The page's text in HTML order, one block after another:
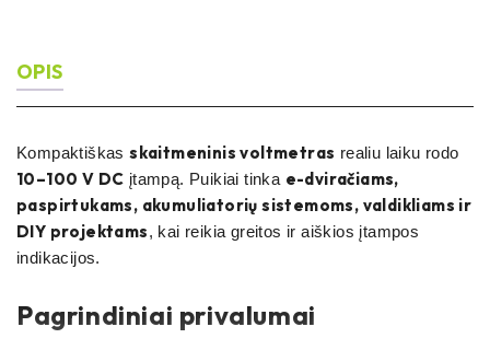
OPIS
Kompaktiškasskaitmeninis voltmetras realiu laiku rodo
10–100 V DC įtampą. Puikiai tinka e-dviračiams,
paspirtukams, akumuliatorių sistemoms, valdikliams ir
DIY projektams, kai reikia greitos ir aiškios įtampos
indikacijos.
Pagrindiniai privalumai